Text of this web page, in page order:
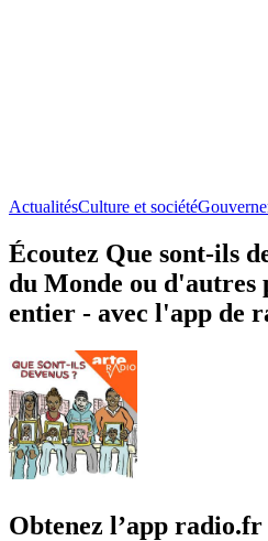
ActualitésCulture et société
Écoutez Que sont-ils
du Monde ou d'autres
entier - avec l'app de
Obtenez l’app